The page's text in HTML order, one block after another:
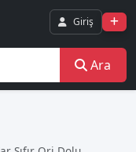
Giriş
Ara